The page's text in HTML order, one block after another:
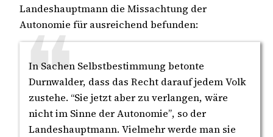
Landeshauptmann die Missachtung der
Autonomie für ausreichend befunden:
In Sachen Selbstbestimmung betonte
Durnwalder, dass das Recht darauf jedem Volk
zustehe. “Sie jetzt aber zu verlangen, wäre
nicht im Sinne der Autonomie”, so der
Landeshauptmann. Vielmehr werde man sie